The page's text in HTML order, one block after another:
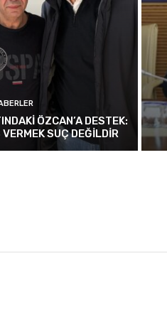
ÖZCAN’A DESTEK:
SUÇ DEĞİLDİR